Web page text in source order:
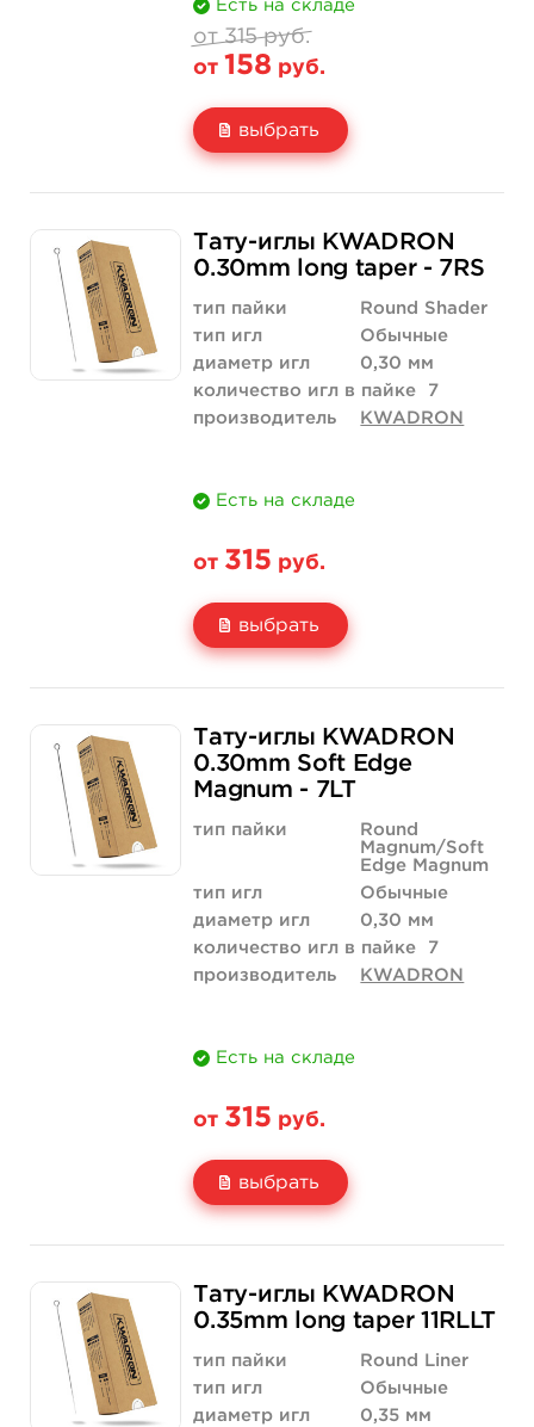
Есть на складе
от 315 руб.
от 158 руб.
выбрать
Цена
Количество
315 руб.
158 руб.
купить
630 руб.
315 руб.
купить
Тату-иглы KWADRON
0.30mm long taper - 7RS
тип пайки
Round Shader
тип игл
Обычные
диаметр игл
0,30 мм
количество игл в пайке
7
производитель
KWADRON
Есть на складе
от 315 руб.
выбрать
Цена
Количество
315 руб.
купить
630 руб.
Тату-иглы KWADRON
0.30mm Soft Edge
Magnum - 7LT
тип пайки
Round
Magnum/Soft
Edge Magnum
тип игл
Обычные
диаметр игл
0,30 мм
количество игл в пайке
7
производитель
KWADRON
Есть на складе
от 315 руб.
выбрать
Цена
Количество
315 руб.
купить
630 руб.
купить
Тату-иглы KWADRON
0.35mm long taper 11RLLT
тип пайки
Round Liner
тип игл
Обычные
диаметр игл
0,35 мм